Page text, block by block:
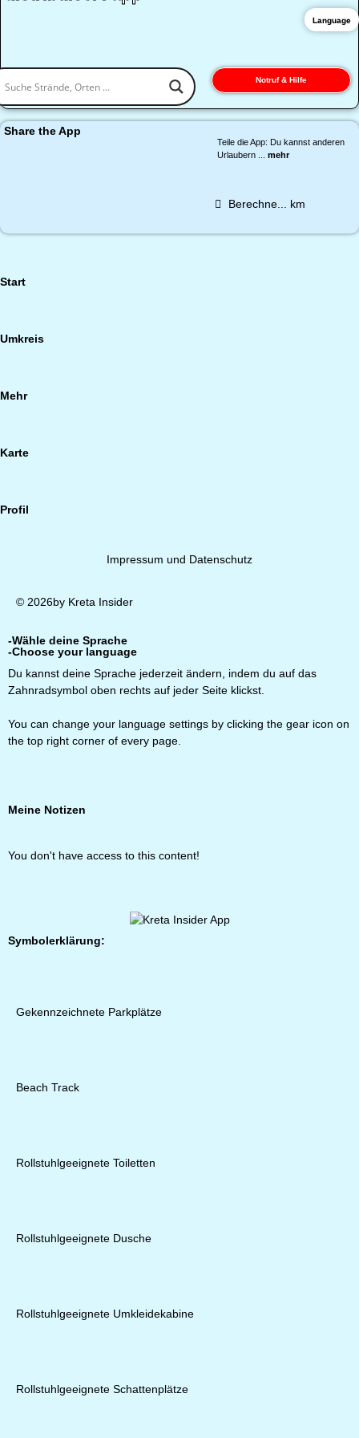
Notruf & Hilfe
Share the App
Teile die App: Du kannst anderen
Urlaubern ... mehr
Berechne... km
Start
Umkreis
Mehr
Karte
Profil
Impressum und Datenschutz
© 2026by Kreta Insider
Language
-Wähle deine Sprache
-Choose your language
Du kannst deine Sprache jederzeit ändern, indem du auf das
Zahnradsymbol oben rechts auf jeder Seite klickst.
You can change your language settings by clicking the gear icon on
the top right corner of every page.
Meine Notizen
You don't have access to this content!
Symbolerklärung:
Gekennzeichnete Parkplätze
Beach Track
Rollstuhlgeeignete Toiletten
Rollstuhlgeeignete Dusche
Rollstuhlgeeignete Umkleidekabine
Rollstuhlgeeignete Schattenplätze